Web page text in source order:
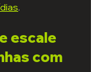
.
escale
com